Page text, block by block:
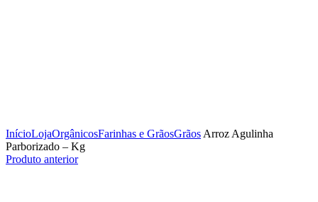
InícioLojaOrgânicosFarinhas e GrãosGrãosArroz Agulinha
Parborizado – Kg
Produto anterior